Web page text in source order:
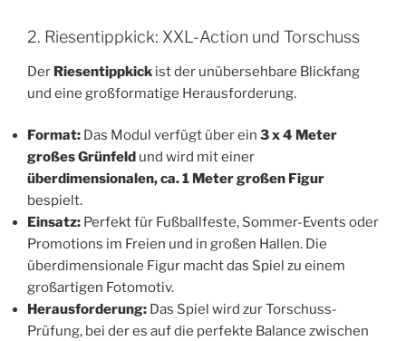
2. Riesentippkick: XXL-Action und Torschuss
Der Riesentippkick ist der unübersehbare Blickfang
und eine großformatige Herausforderung.
Format: Das Modul verfügt über ein 3 x 4 Meter
großes Grünfeld und wird mit einer
überdimensionalen, ca. 1 Meter großen Figur
bespielt.
Einsatz: Perfekt für Fußballfeste, Sommer-Events oder
Promotions im Freien und in großen Hallen. Die
überdimensionale Figur macht das Spiel zu einem
großartigen Fotomotiv.
Herausforderung: Das Spiel wird zur Torschuss-
Prüfung, bei der es auf die perfekte Balance zwischen